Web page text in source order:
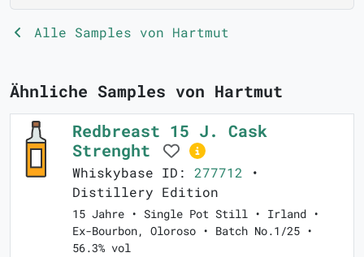
Alle Samples von Hartmut
Ähnliche Samples von Hartmut
Redbreast 15 J. Cask
Strenght
Whiskybase ID: 277712 •
Distillery Edition
15 Jahre • Single Pot Still • Irland •
Ex-Bourbon, Oloroso • Batch No.1/25 •
56.3% vol